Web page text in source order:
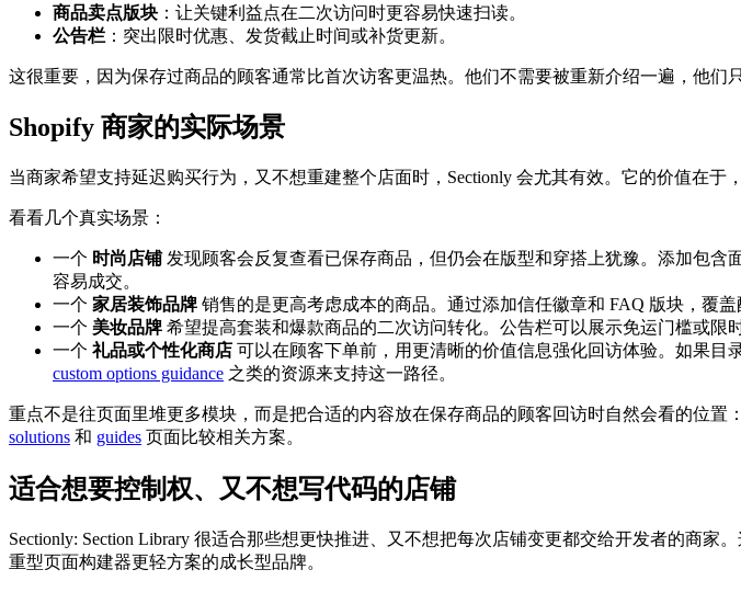
商品卖点版块 ：让关键利益点在二次访问时更容易快速扫读。
公告栏 ：突出限时优惠、发货截止时间或补货更新。
这很重要，因为保存过商品的顾客通常比首次访客更温热。他们不需要被重新介绍一遍，他们
Shopify 商家的实际场景
当商家希望支持延迟购买行为，又不想重建整个店面时，Sectionly 会尤其有效。它的价值在于
看看几个真实场景：
一个 时尚店铺发现顾客会反复查看已保存商品，但仍会在版型和穿搭上犹豫。添加包含
容易成交。
一个 家居装饰品牌 销售的是更高考虑成本的商品。通过添加信任徽章和 FAQ 版块，覆
一个 美妆品牌 希望提高套装和爆款商品的二次访问转化。公告栏可以展示免运门槛或限
一个 礼品或个性化商店 可以在顾客下单前，用更清晰的价值信息强化回访体验。如果目
custom options guidance 之类的资源来支持这一路径。
重点不是往页面里堆更多模块，而是把合适的内容放在保存商品的顾客回访时自然会看的位
solutions 和 guides 页面比较相关方案。
适合想要控制权、又不想写代码的店铺
Sectionly: Section Library 很适合那些想更快推进、又不想把每次店铺变更都交给开发者的商
重型页面构建器更轻方案的成长型品牌。